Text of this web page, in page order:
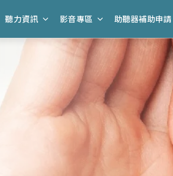
聽力資訊 影音專區 助聽器補助申請